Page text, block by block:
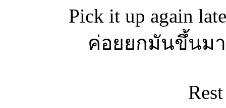
Pick it up again
ค่อยยกมันขึ้นมา